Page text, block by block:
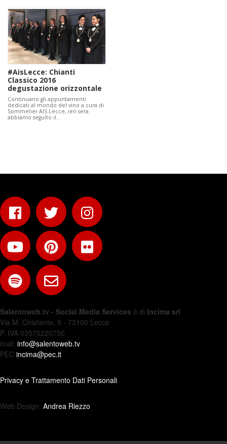
#AisLecce: Chianti
Classico 2016
degustazione orizzontale
Continuano gli appuntamenti
dedicati al mondo del vino a cura di
Sommelier AIS Lecce, ieri sera
abbiamo seguito il…
Salentoweb.tv - Social Media Services è di Incima srl
Via M. Chiatante, 9 - 73100 Lecce
P. IVA 03570220750
mail: info@salentoweb.tv
PEC incima@pec.it
Privacy e Trattamento Dati Personali
Web Design: Andrea Riezzo